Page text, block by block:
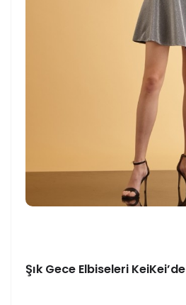
Şık Gece Elbiseleri KeiKei’de